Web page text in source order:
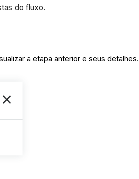
do fluxo.
a etapa anterior e seus detalhes.